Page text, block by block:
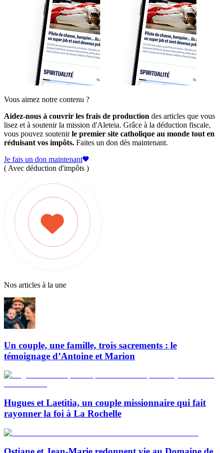
Vous aimez notre contenu ?
Aidez-nous à couvrir les frais de production des articles que vous
lisez et à soutenir la mission d'Aleteia. Grâce à la déduction fiscale,
vous pouvez soutenirle premier site catholique au monde tout en
réduisant vos impôts. Faites un don dès maintenant.
Je fais un don maintenant
( Avec déduction d'impôts )
Nos articles à la une
Un couple, une famille, trois sacrements : le
témoignage d’Antoine et Marion
Hugues et Laetitia, un couple missionnaire qui fait
rayonner la foi à La Rochelle